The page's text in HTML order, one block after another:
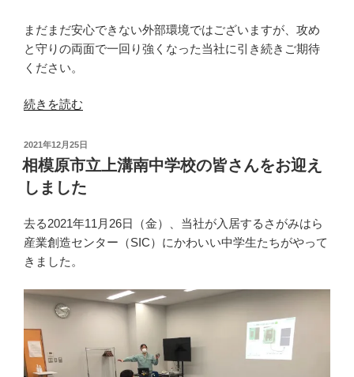
まだまだ安心できない外部環境ではございますが、攻め
と守りの両面で一回り強くなった当社に引き続きご期待
ください。
“株
会
社
グ
リ
ー
ン
ノ
ト
は
第
5
期
続きを読む
投
稿
日:
2021年12月25日
相模原市立上溝南中学校の皆さんをお迎え
しました
去る2021年11月26日（金）、当社が入居するさがみはら
産業創造センター（SIC）にかわいい中学生たちがやって
きました。